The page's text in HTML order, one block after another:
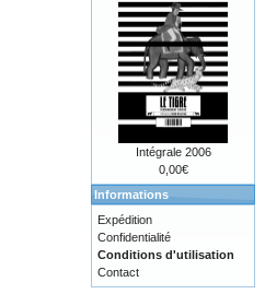
Intégrale 2006
0,00€
Informations
Expédition
Confidentialité
Conditions d'utilisation
Contact